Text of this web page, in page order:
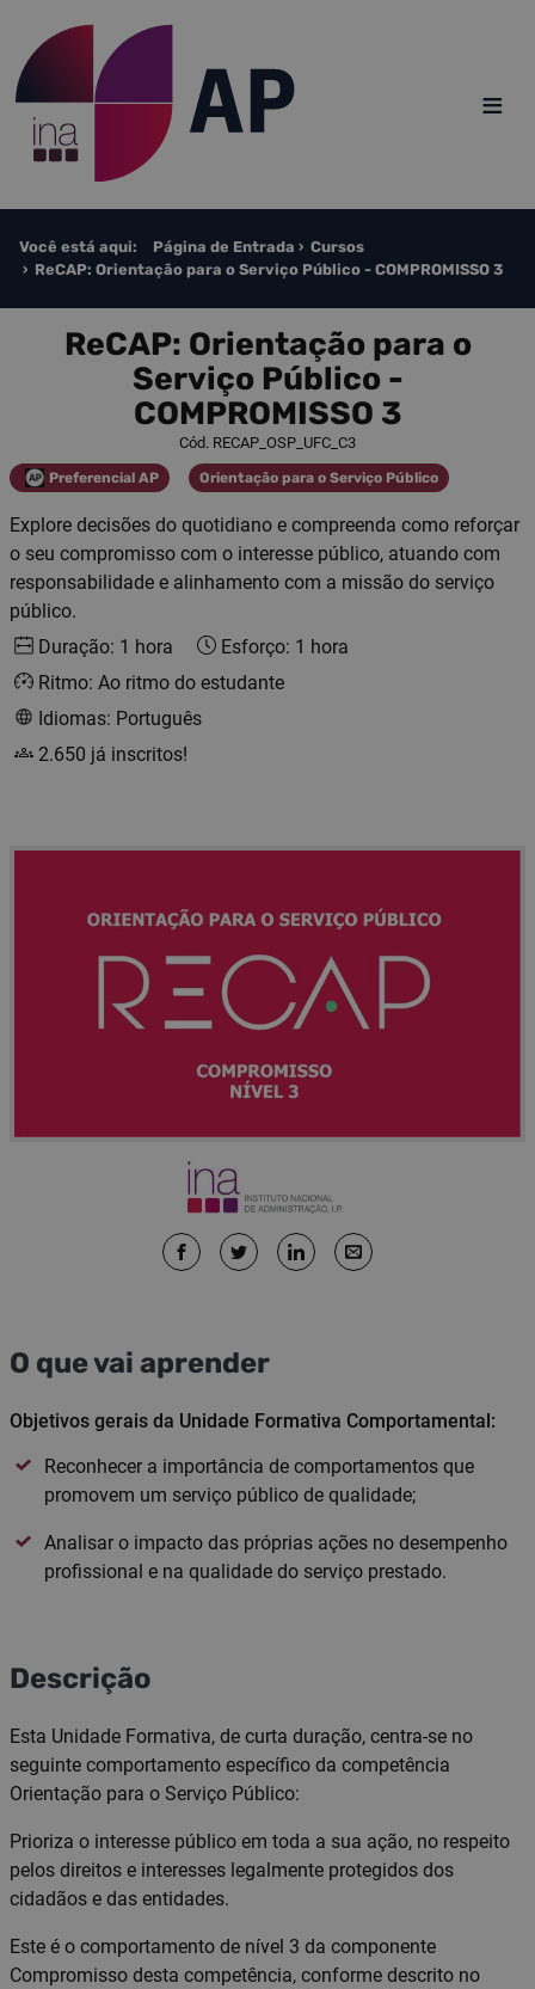
≡
Você está aqui: Página de Entrada
Cursos
ReCAP: Orientação para o Serviço Público - COMPROMISSO 3
ReCAP: Orientação para o
Serviço Público -
COMPROMISSO 3
Cód. RECAP_OSP_UFC_C3
Categoria
Preferencial AP Categoria
Orientação para o Serviço Público
Explore decisões do quotidiano e compreenda como reforçar
o seu compromisso com o interesse público, atuando com
responsabilidade e alinhamento com a missão do serviço
público.
Duração: 1 hora
Esforço: 1 hora
Ritmo: Ao ritmo do estudante
Idiomas: Português
2.650 já inscritos!
O que vai aprender
Objetivos gerais da Unidade Formativa Comportamental:
Reconhecer a importância de comportamentos que
promovem um serviço público de qualidade;
Analisar o impacto das próprias ações no desempenho
profissional e na qualidade do serviço prestado.
Descrição
Esta Unidade Formativa, de curta duração, centra-se no
seguinte comportamento específico da competência
Orientação para o Serviço Público:
Prioriza o interesse público em toda a sua ação, no respeito
pelos direitos e interesses legalmente protegidos dos
cidadãos e das entidades.
Este é o comportamento de nível 3 da componente
Compromisso desta competência, conforme descrito no